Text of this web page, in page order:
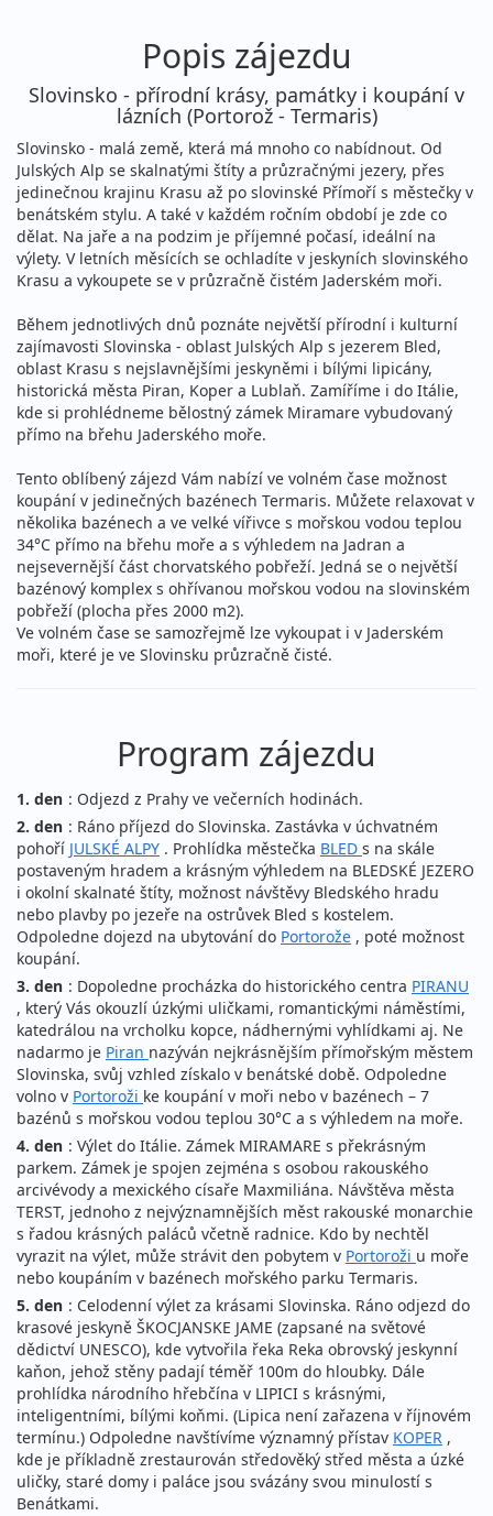
Popis zájezdu
Slovinsko - přírodní krásy, památky i koupání v
lázních (Portorož - Termaris)
Slovinsko - malá země, která má mnoho co nabídnout. Od
Julských Alp se skalnatými štíty a průzračnými jezery, přes
jedinečnou krajinu Krasu až po slovinské Přímoří s městečky v
benátském stylu. A také v každém ročním období je zde co
dělat. Na jaře a na podzim je příjemné počasí, ideální na
výlety. V letních měsících se ochladíte v jeskyních slovinského
Krasu a vykoupete se v průzračně čistém Jaderském moři.
Během jednotlivých dnů poznáte největší přírodní i kulturní
zajímavosti Slovinska - oblast Julských Alp s jezerem Bled,
oblast Krasu s nejslavnějšími jeskyněmi i bílými lipicány,
historická města Piran, Koper a Lublaň. Zamíříme i do Itálie,
kde si prohlédneme bělostný zámek Miramare vybudovaný
přímo na břehu Jaderského moře.
Tento oblíbený zájezd Vám nabízí ve volném čase možnost
koupání v jedinečných bazénech Termaris. Můžete relaxovat v
několika bazénech a ve velké vířivce s mořskou vodou teplou
34°C přímo na břehu moře a s výhledem na Jadran a
nejsevernější část chorvatského pobřeží. Jedná se o největší
bazénový komplex s ohřívanou mořskou vodou na slovinském
pobřeží (plocha přes 2000 m2).
Ve volném čase se samozřejmě lze vykoupat i v Jaderském
moři, které je ve Slovinsku průzračně čisté.
Program zájezdu
1. den : Odjezd z Prahy ve večerních hodinách.
2. den : Ráno příjezd do Slovinska. Zastávka v úchvatném
pohoří JULSKÉ ALPY . Prohlídka městečka BLED s na skále
postaveným hradem a krásným výhledem na BLEDSKÉ JEZERO
i okolní skalnaté štíty, možnost návštěvy Bledského hradu
nebo plavby po jezeře na ostrůvek Bled s kostelem.
Odpoledne dojezd na ubytování do Portorože , poté možnost
koupání.
3. den : Dopoledne procházka do historického centra PIRANU
, který Vás okouzlí úzkými uličkami, romantickými náměstími,
katedrálou na vrcholku kopce, nádhernými vyhlídkami aj. Ne
nadarmo je Piran nazýván nejkrásnějším přímořským městem
Slovinska, svůj vzhled získalo v benátské době. Odpoledne
volno v Portoroži ke koupání v moři nebo v bazénech – 7
bazénů s mořskou vodou teplou 30°C a s výhledem na moře.
4. den : Výlet do Itálie. Zámek MIRAMARE s překrásným
parkem. Zámek je spojen zejména s osobou rakouského
arcivévody a mexického císaře Maxmiliána. Návštěva města
TERST, jednoho z nejvýznamnějších měst rakouské monarchie
s řadou krásných paláců včetně radnice. Kdo by nechtěl
vyrazit na výlet, může strávit den pobytem v Portoroži u moře
nebo koupáním v bazénech mořského parku Termaris.
5. den : Celodenní výlet za krásami Slovinska. Ráno odjezd do
krasové jeskyně ŠKOCJANSKE JAME (zapsané na světové
dědictví UNESCO), kde vytvořila řeka Reka obrovský jeskynní
kaňon, jehož stěny padají téměř 100m do hloubky. Dále
prohlídka národního hřebčína v LIPICI s krásnými,
inteligentními, bílými koňmi. (Lipica není zařazena v říjnovém
termínu.) Odpoledne navštívíme významný přístav KOPER ,
kde je příkladně zrestaurován středověký střed města a úzké
uličky, staré domy i paláce jsou svázány svou minulostí s
Benátkami.